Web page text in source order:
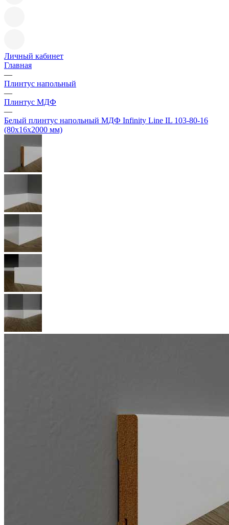
Личный кабинет
Главная
—
Плинтус напольный
—
Плинтус МДФ
—
Белый плинтус напольный МДФ Infinity Line IL 103-80-16
(80х16х2000 мм)